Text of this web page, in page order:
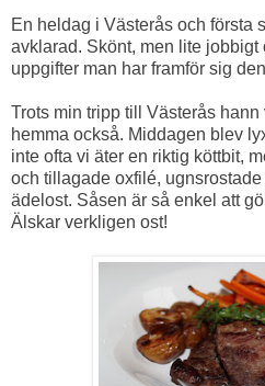
En heldag i Västerås och första
avklarad. Skönt, men lite
uppgifter man har framför sig
Trots min tripp till Västerås
hemma också. Middagen blev
inte ofta vi äter en riktig köttbit,
och tillagade oxfilé,
ädelost. Såsen är så enkel att
Älskar verkligen ost!